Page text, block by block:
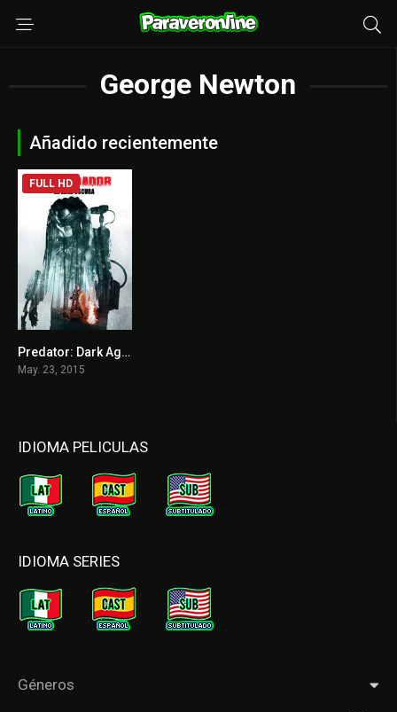
George Newton
Añadido recientemente
6.1
FULL HD
Predator: Dark Ages
May. 23, 2015
IDIOMA PELICULAS
IDIOMA SERIES
Géneros